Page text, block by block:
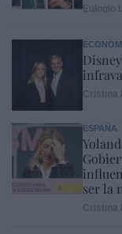
ESPAÑA
ser la